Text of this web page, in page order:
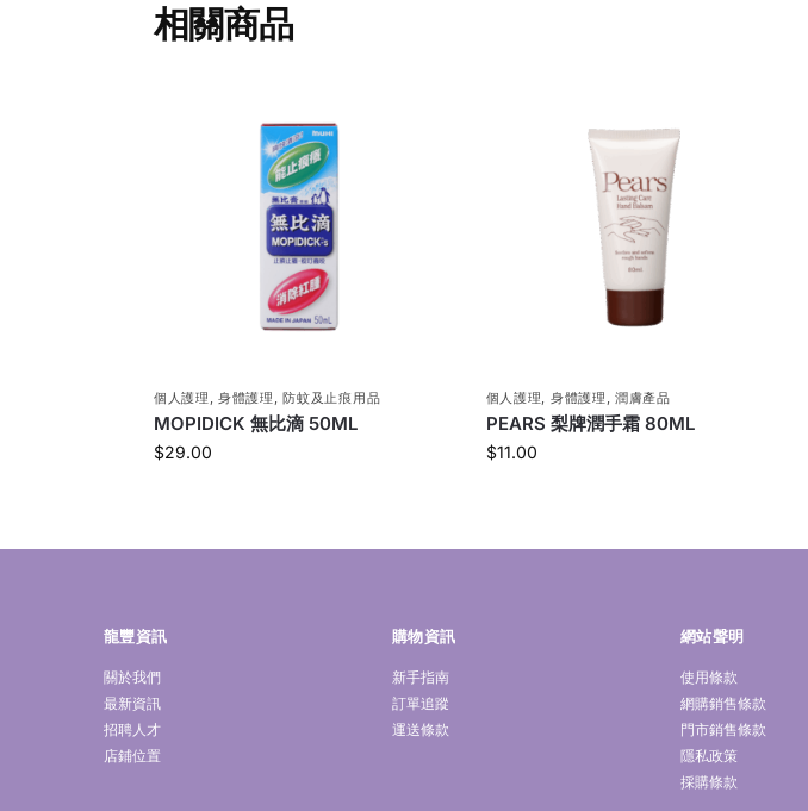
相關商品
個人護理 ,身體護理 ,防蚊及止痕用品
MOPIDICK 無比滴 50ML
$29.00
個人護理, 身體護理 ,潤膚產品
PEARS 梨牌潤手霜 80ML
$11.00
龍豐資訊
關於我們
最新資訊
招聘人才
店鋪位置
購物資訊
新手指南
訂單追蹤
運送條款
網站聲明
使用條款
網購銷售條款
門市銷售條款
隱私政策
採購條款